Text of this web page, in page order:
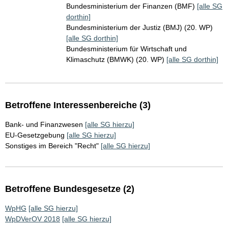
Bundesministerium der Finanzen (BMF) [alle SG
dorthin]
Bundesministerium der Justiz (BMJ) (20. WP)
[alle SG dorthin]
Bundesministerium für Wirtschaft und
Klimaschutz (BMWK) (20. WP) [alle SG dorthin]
Betroffene Interessenbereiche (3)
Bank- und Finanzwesen [alle SG hierzu]
EU-Gesetzgebung [alle SG hierzu]
Sonstiges im Bereich "Recht" [alle SG hierzu]
Betroffene Bundesgesetze (2)
WpHG [alle SG hierzu]
WpDVerOV 2018 [alle SG hierzu]